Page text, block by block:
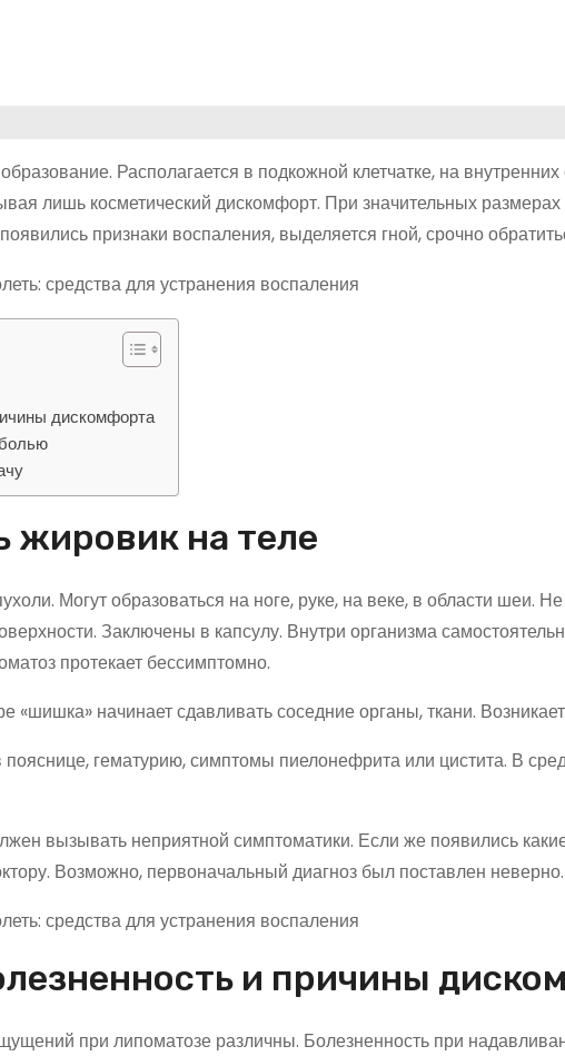
Располагается в подкожной клетчатке, на
лишь косметический дискомфорт. При значительных
признаки воспаления, выделяется гной, срочно
дискомфорта
жировик на теле
Могут образоваться на ноге, руке, на веке, в области шеи.
Заключены в капсулу. Внутри организма
протекает бессимптомно.
начинает сдавливать соседние органы, ткани.
гематурию, симптомы пиелонефрита или цистита. В
вызывать неприятной симптоматики. Если же появились
Возможно, первоначальный диагноз был поставлен неверно.
и причины
при липоматозе различны. Болезненность при